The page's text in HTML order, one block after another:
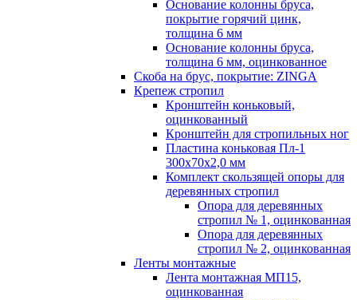
Основание колонны бруса,
покрытие горячий цинк,
толщина 6 мм
Основание колонны бруса,
толщина 6 мм, оцинкованное
Скоба на брус, покрытие: ZINGA
Крепеж стропил
Кронштейн коньковый,
оцинкованный
Кронштейн для стропильных ног
Пластина коньковая Пл-1
300х70х2,0 мм
Комплект скользящей опоры для
деревянных стропил
Опора для деревянных
стропил № 1, оцинкованная
Опора для деревянных
стропил № 2, оцинкованная
Ленты монтажные
Лента монтажная МП15,
оцинкованная